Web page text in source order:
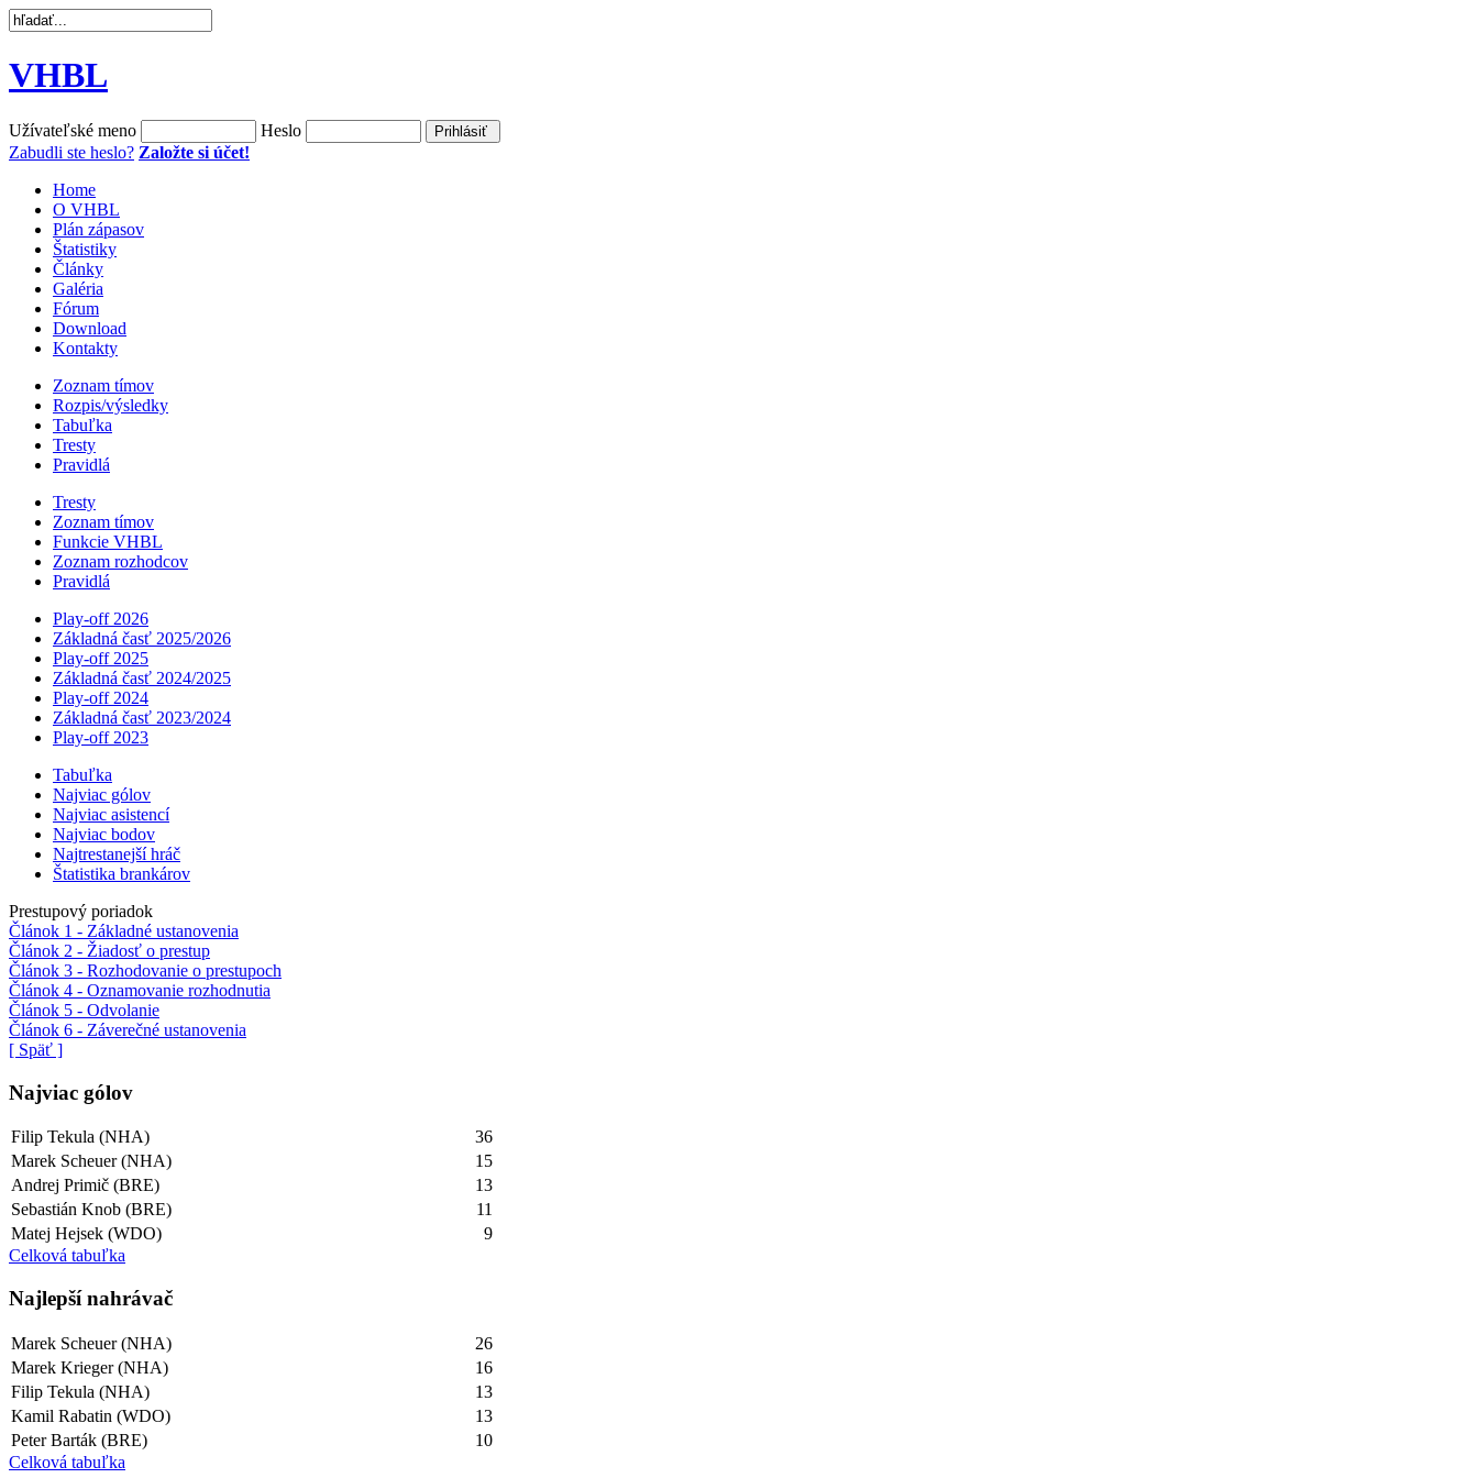
VHBL
Užívateľské meno
Heslo
Zabudli ste heslo? Založte si účet!
Home
O VHBL
Plán zápasov
Štatistiky
Články
Galéria
Fórum
Download
Kontakty
Zoznam tímov
Rozpis/výsledky
Tabuľka
Tresty
Pravidlá
Tresty
Zoznam tímov
Funkcie VHBL
Zoznam rozhodcov
Pravidlá
Play-off 2026
Základná časť 2025/2026
Play-off 2025
Základná časť 2024/2025
Play-off 2024
Základná časť 2023/2024
Play-off 2023
Tabuľka
Najviac gólov
Najviac asistencí­
Najviac bodov
Najtrestanejší hráč
Štatistika brankárov
Prestupový poriadok
Článok 1 - Základné ustanovenia
Článok 2 - Žiadosť o prestup
Článok 3 - Rozhodovanie o prestupoch
Článok 4 - Oznamovanie rozhodnutia
Článok 5 - Odvolanie
Článok 6 - Záverečné ustanovenia
[ Späť ]
Najviac gólov
Filip Tekula (NHA)
36
Marek Scheuer (NHA)
15
Andrej Primič (BRE)
13
Sebastián Knob (BRE)
11
Matej Hejsek (WDO)
9
Celková tabuľka
Najlepší­ nahrávač
Marek Scheuer (NHA)
26
Marek Krieger (NHA)
16
Filip Tekula (NHA)
13
Kamil Rabatin (WDO)
13
Peter Barták (BRE)
10
Celková tabuľka